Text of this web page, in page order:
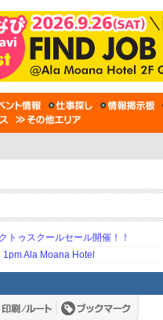
トゥスクールセール開催！！
Ala Moana Hotel